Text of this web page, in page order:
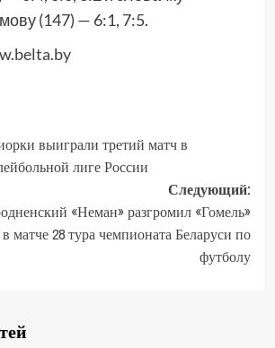
(147) — 6:1, 7:5.
выиграли третий матч в
лиге России
Следующий:
«Неман» разгромил «Гомель»
матче 28 тура чемпионата Беларуси по
футболу